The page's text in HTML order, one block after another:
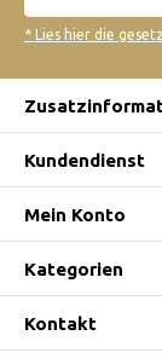
* Lies hier die
Kundendienst
Mein Konto
Kategorien
Kontakt